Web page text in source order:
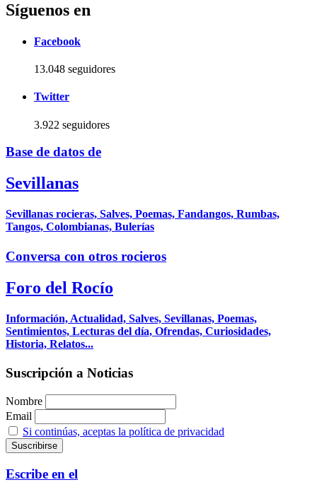
Síguenos en
Facebook
13.048 seguidores
Twitter
3.922 seguidores
Base de datos de
Sevillanas
Sevillanas rocieras, Salves, Poemas, Fandangos, Rumbas,
Tangos, Colombianas, Bulerías
Conversa con otros rocieros
Foro del Rocío
Información, Actualidad, Salves, Sevillanas, Poemas,
Sentimientos, Lecturas del día, Ofrendas, Curiosidades,
Historia, Relatos...
Suscripción a Noticias
Nombre
Email
Si continúas, aceptas la política de privacidad
Escribe en el